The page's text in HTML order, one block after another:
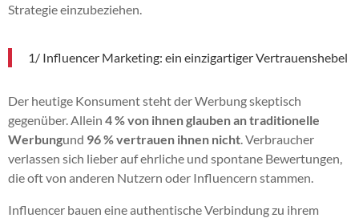
Strategie einzubeziehen.
1/ Influencer Marketing: ein einzigartiger Vertrauenshebel
Der heutige Konsument steht der Werbung skeptisch
gegenüber. Allein 4 % von ihnen glauben an traditionelle
Werbungund 96 % vertrauen ihnen nicht . Verbraucher
verlassen sich lieber auf ehrliche und spontane Bewertungen,
die oft von anderen Nutzern oder Influencern stammen.
Influencer bauen eine authentische Verbindung zu ihrem